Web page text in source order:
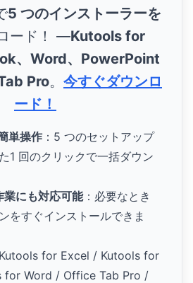
5 つのインストーラーを
ード！ ―Kutools for
、Word、PowerPoint
Pro。 今すぐダウンロ
ード！
単操作 ：5 つのセットアップ
1 回のクリックで一括ダウン
にも対応可能：必要なとき
をすぐインストールできま
Kutools for Excel / Kutools for
for Word / Office Tab Pro /